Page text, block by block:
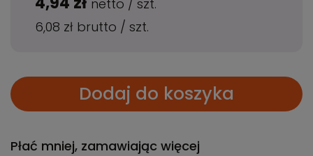
netto / szt.
6,08 zł brutto / szt.
Dodaj do koszyka
Płać mniej, zamawiając więcej